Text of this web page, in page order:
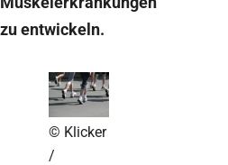
zu entwickeln.
© Klicker
/